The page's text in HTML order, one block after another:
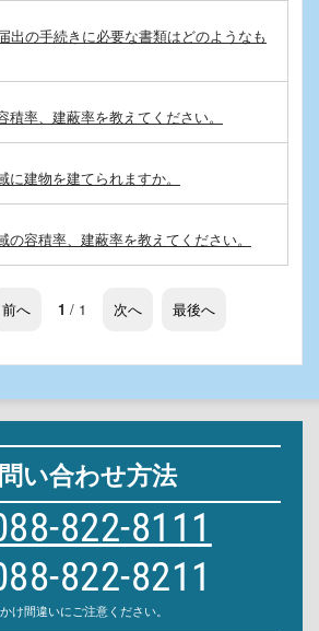
出の手続きに必要な書類はどのようなも
積率、建蔽率を教えてください。
に建物を建てられますか。
の容積率、建蔽率を教えてください。
前へ 1 / 1 次へ 最後へ
い合わせ方法
822-8111
822-8211
け間違いにご注意ください。